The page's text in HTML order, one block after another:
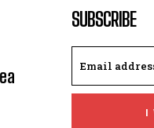
SUBSCRIBE
I